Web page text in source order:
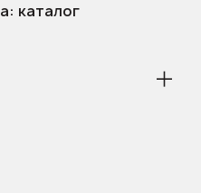
каталог